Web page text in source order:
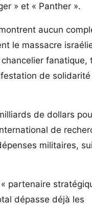
» et « Panther ».
aucun
le massacre
fanatique,
de
de dollars
de
militaires,
partenaire
dépasse déjà les